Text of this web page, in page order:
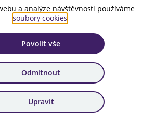
TA ČR
Stáhnout dokument
a analýze návštěvnosti používáme
soubory cookies
Povolit vše
Odmítnout
Upravit